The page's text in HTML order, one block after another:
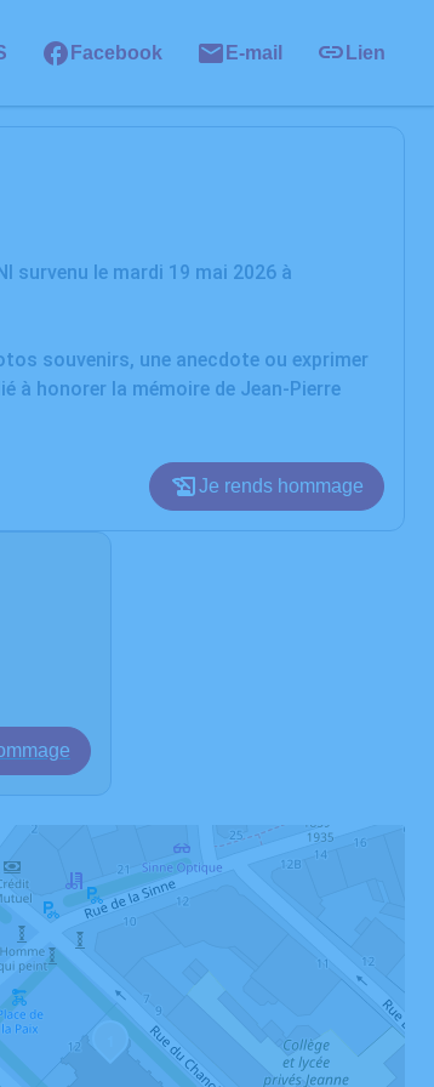
Facebook E-mail Lien
survenu le mardi 19 mai 2026 à
souvenirs, une anecdote ou exprimer
à honorer la mémoire de Jean-Pierre
Je rends hommage